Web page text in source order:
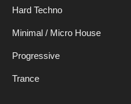
Hard Techno
Minimal / Micro House
Progressive
Trance